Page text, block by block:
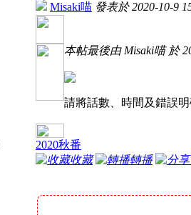
Misaki喵 發表於 2020-10-9
本帖最後由 Misaki喵 於
請將話數、時間及錯誤
2020秋番
收藏
轉播